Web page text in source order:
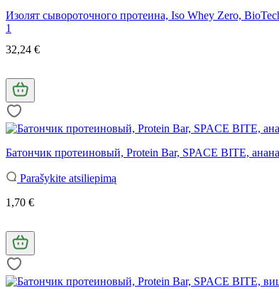
Изолят сывороточного протеина, Iso Whey Zero,
1
32,24 €
Батончик протеиновый, Protein Bar, SPACE BITE,
Parašykite atsiliepimą
1,70 €